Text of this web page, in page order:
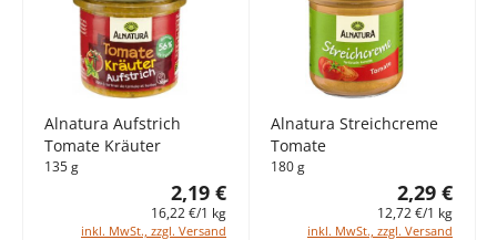
Alnatura Aufstrich
Tomate Kräuter
135 g
2,19 €
16,22 €/1 kg
inkl. MwSt., zzgl. Versand
Alnatura Streichcreme
Tomate
180 g
2,29 €
12,72 €/1 kg
inkl. MwSt., zzgl. Versand